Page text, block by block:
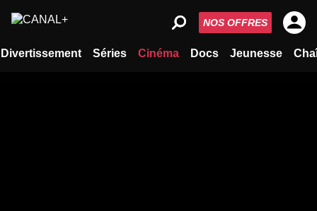
Divertissement Séries Cinéma Docs Jeunesse
NOS OFFRES